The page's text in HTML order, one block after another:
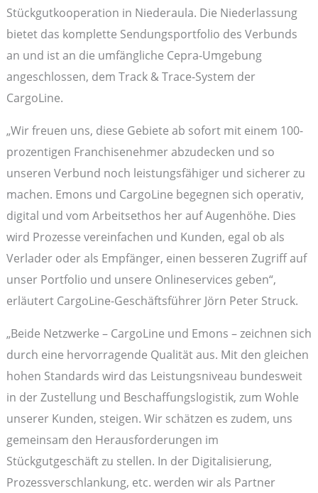
Stückgutkooperation in Niederaula. Die Niederlassung
bietet das komplette Sendungsportfolio des Verbunds
an und ist an die umfängliche Cepra-Umgebung
angeschlossen, dem Track & Trace-System der
CargoLine.
„Wir freuen uns, diese Gebiete ab sofort mit einem 100-
prozentigen Franchisenehmer abzudecken und so
unseren Verbund noch leistungsfähiger und sicherer zu
machen. Emons und CargoLine begegnen sich operativ,
digital und vom Arbeitsethos her auf Augenhöhe. Dies
wird Prozesse vereinfachen und Kunden, egal ob als
Verlader oder als Empfänger, einen besseren Zugriff auf
unser Portfolio und unsere Onlineservices geben“,
erläutert CargoLine-Geschäftsführer Jörn Peter Struck.
„Beide Netzwerke – CargoLine und Emons – zeichnen sich
durch eine hervorragende Qualität aus. Mit den gleichen
hohen Standards wird das Leistungsniveau bundesweit
in der Zustellung und Beschaffungslogistik, zum Wohle
unserer Kunden, steigen. Wir schätzen es zudem, uns
gemeinsam den Herausforderungen im
Stückgutgeschäft zu stellen. In der Digitalisierung,
Prozessverschlankung, etc. werden wir als Partner